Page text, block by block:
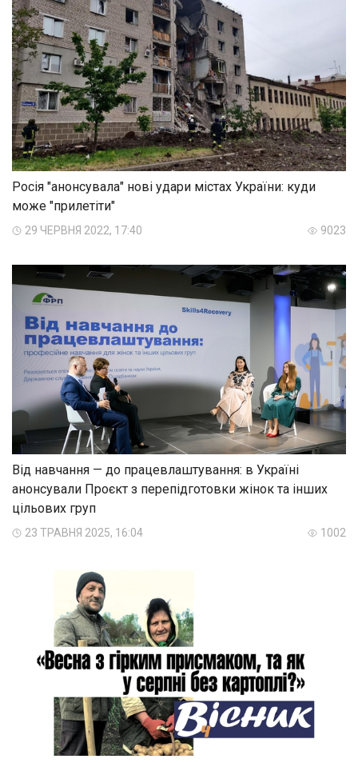
Росія "анонсувала" нові удари містах України: куди
може "прилетіти"
29 ЧЕРВНЯ 2022, 17:40 9023
Від навчання — до працевлаштування: в Україні
анонсували Проєкт з перепідготовки жінок та інших
цільових груп
23 ТРАВНЯ 2025, 16:04 1002